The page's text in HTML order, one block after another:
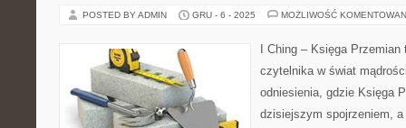
POSTED BY ADMIN GRU - 6 - 2025 MOŻLIWOŚĆ
I Ching – Księga
czytelnika w świat
odniesienia, gdzie Księga
dzisiejszym spojrzeniem,